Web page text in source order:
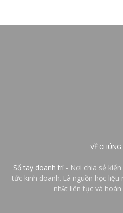
VỀ CHÚNG
Sổ tay doanh trí - Nơi chia sẻ
tức kinh doanh. Là nguồn học
nhật liên tục và